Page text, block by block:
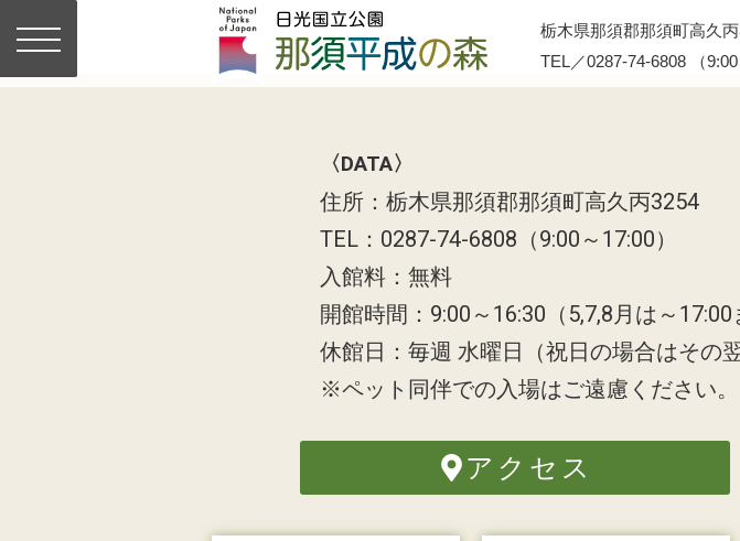
栃木県那須郡那須町高久
TEL／0287-74-6808 （
〈DATA〉
住所：栃木県那須郡那須町高久丙3254
TEL：0287-74-6808（9:00～17:00）
入館料：無料
開館時間：9:00～16:30（5,7,8月は～17:00
休館日：毎週 水曜日（祝日の場合はその
※ペット同伴での入場はご遠慮ください。
アクセス